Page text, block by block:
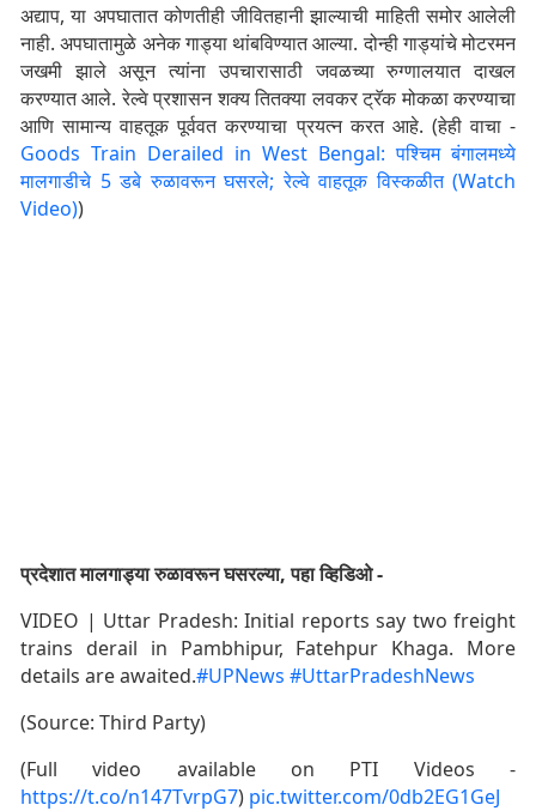
अद्याप, या अपघातात कोणतीही जीवितहानी झाल्याची माहिती समोर आलेली
नाही. अपघातामुळे अनेक गाड्या थांबविण्यात आल्या. दोन्ही गाड्यांचे मोटरमन
जखमी झाले असून त्यांना उपचारासाठी जवळच्या रुग्णालयात दाखल
करण्यात आले. रेल्वे प्रशासन शक्य तितक्या लवकर ट्रॅक मोकळा करण्याचा
आणि सामान्य वाहतूक पूर्ववत करण्याचा प्रयत्न करत आहे. (हेही वाचा -
Goods Train Derailed in West Bengal: पश्चिम बंगालमध्ये
मालगाडीचे 5 डबे रुळावरून घसरले; रेल्वे वाहतूक विस्कळीत (Watch
Video))
प्रदेशात मालगाड्या रुळावरून घसरल्या, पहा व्हिडिओ -
VIDEO | Uttar Pradesh: Initial reports say two freight
trains derail in Pambhipur, Fatehpur Khaga. More
details are awaited.#UPNews #UttarPradeshNews
(Source: Third Party)
(Full video available on PTI Videos -
https://t.co/n147TvrpG7) pic.twitter.com/0db2EG1GeJ